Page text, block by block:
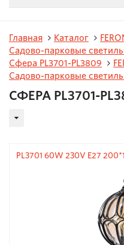
Главная Каталог
Садово-парковые
Сфера PL3701-PL3809
Садово-парковые
СФЕРА PL3701-
PL3701 60W 230V E27